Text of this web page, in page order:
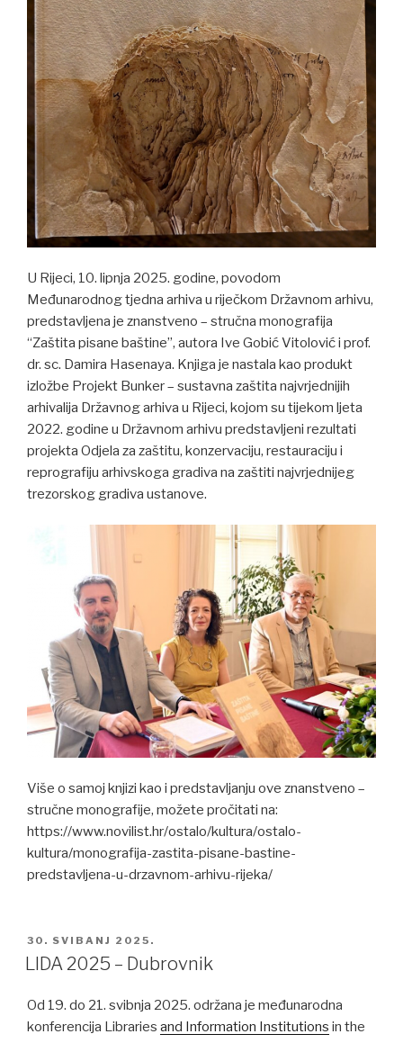
U Rijeci, 10. lipnja 2025. godine, povodom
Međunarodnog tjedna arhiva u riječkom Državnom arhivu,
predstavljena je znanstveno – stručna monografija
“Zaštita pisane baštine”, autora Ive Gobić Vitolović i prof.
dr. sc. Damira Hasenaya. Knjiga je nastala kao produkt
izložbe Projekt Bunker – sustavna zaštita najvrjednijih
arhivalija Državnog arhiva u Rijeci, kojom su tijekom ljeta
2022. godine u Državnom arhivu predstavljeni rezultati
projekta Odjela za zaštitu, konzervaciju, restauraciju i
reprografiju arhivskoga gradiva na zaštiti najvrjednijeg
trezorskog gradiva ustanove.
Više o samoj knjizi kao i predstavljanju ove znanstveno –
stručne monografije, možete pročitati na:
https://www.novilist.hr/ostalo/kultura/ostalo-
kultura/monografija-zastita-pisane-bastine-
predstavljena-u-drzavnom-arhivu-rijeka/
POSTED
ON
30. SVIBANJ 2025.
LIDA 2025 – Dubrovnik
Od 19. do 21. svibnja 2025. održana je međunarodna
konferencija Libraries and Information Institutions in the